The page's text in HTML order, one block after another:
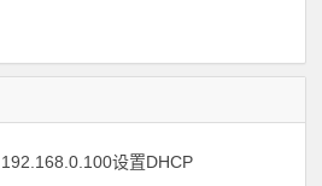
192.168.0.100设置DHCP